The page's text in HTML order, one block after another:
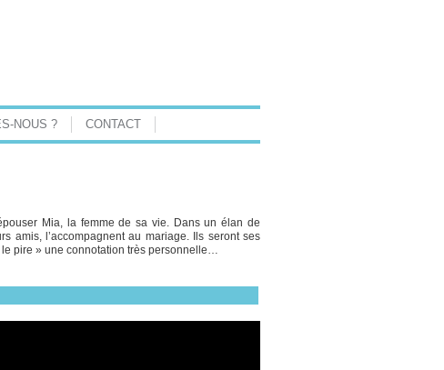
NOUS ? CONTACT
Mia, la femme de sa vie. Dans un élan de
amis, l’accompagnent au mariage. Ils seront ses
pire » une connotation très personnelle…